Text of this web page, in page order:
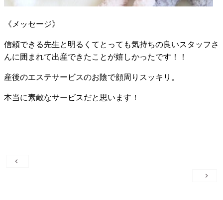
《メッセージ》
信頼できる先生と明るくてとっても気持ちの良いスタッフさ
んに囲まれて出産できたことが嬉しかったです！！
産後のエステサービスのお陰で顔周りスッキリ。
本当に素敵なサービスだと思います！